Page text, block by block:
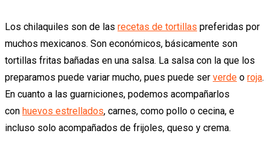
Los chilaquiles son de las recetas de tortillas preferidas por
muchos mexicanos. Son económicos, básicamente son
tortillas fritas bañadas en una salsa. La salsa con la que los
preparamos puede variar mucho, pues puede ser verde o roja.
En cuanto a las guarniciones, podemos acompañarlos
con huevos estrellados, carnes, como pollo o cecina, e
incluso solo acompañados de frijoles, queso y crema.